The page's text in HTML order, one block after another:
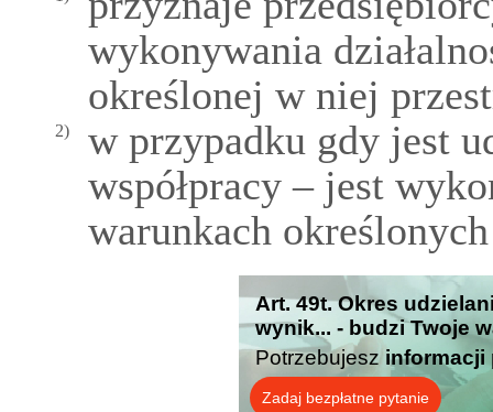
wykonywania
określonej w niej
2)
w przypadku gdy jest
współpracy – jest
warunkach
Art. 49t. Okres
wynik... - budzi Twoje
Potrzebujesz informacji
Zadaj bezpłatne pytanie